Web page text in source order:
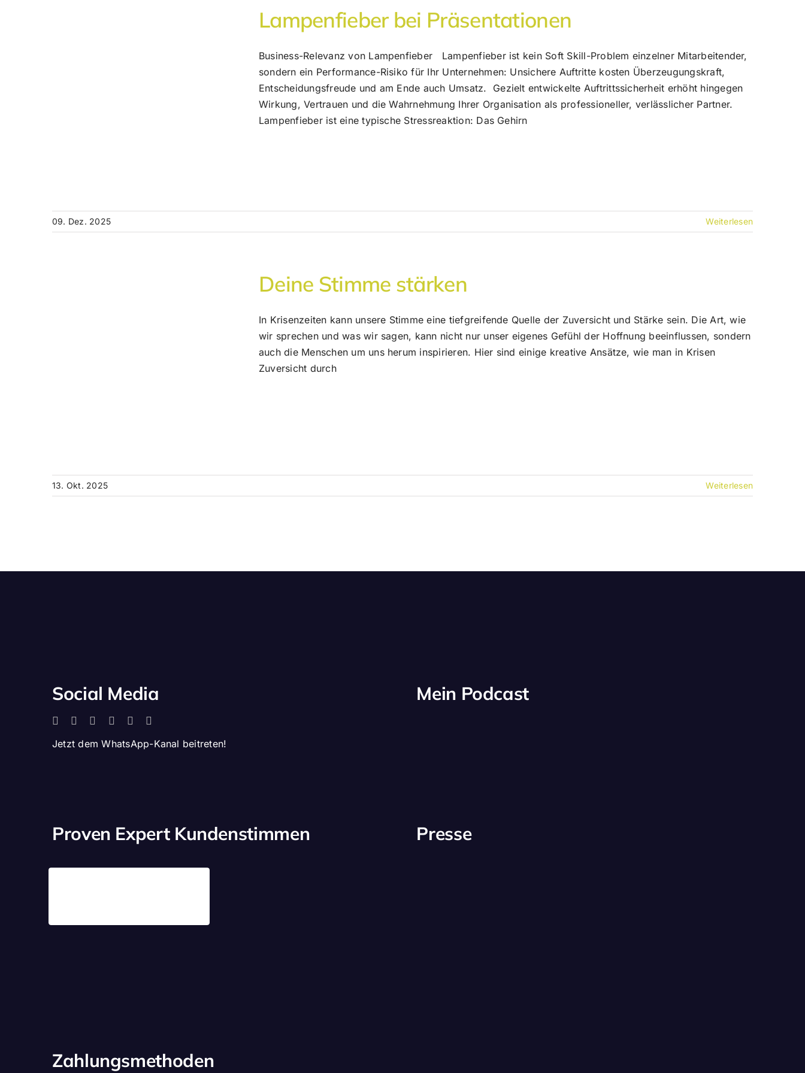
Lampenfieber bei Präsentationen
Business-Relevanz von Lampenfieber Lampenfieber ist kein Soft Skill-Problem einzelner Mitarbeitender,
sondern ein Performance-Risiko für Ihr Unternehmen: Unsichere Auftritte kosten Überzeugungskraft,
Entscheidungsfreude und am Ende auch Umsatz. Gezielt entwickelte Auftrittssicherheit erhöht hingegen
Wirkung, Vertrauen und die Wahrnehmung Ihrer Organisation als professioneller, verlässlicher Partner.
Lampenfieber ist eine typische Stressreaktion: Das Gehirn
09. Dez. 2025 Weiterlesen
Deine Stimme stärken
In Krisenzeiten kann unsere Stimme eine tiefgreifende Quelle der Zuversicht und Stärke sein. Die Art, wie
wir sprechen und was wir sagen, kann nicht nur unser eigenes Gefühl der Hoffnung beeinflussen, sondern
auch die Menschen um uns herum inspirieren. Hier sind einige kreative Ansätze, wie man in Krisen
Zuversicht durch
13. Okt. 2025 Weiterlesen
Social Media
Jetzt dem WhatsApp-Kanal beitreten!
Mein Podcast
Proven Expert Kundenstimmen Presse
Zahlungsmethoden